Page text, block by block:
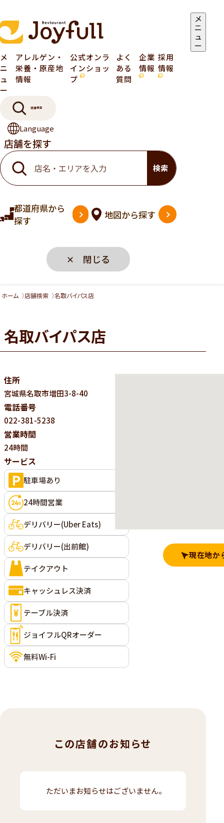
メ
ニ
ュ
ー
メ
ニ
ュ
ー
アレルゲン・
栄養・原産地
情報
公式オンラ
インショッ
プ
よく
ある
質問
企業
情報
採用
情報
店舗検索
Language
店舗を探す
検索
都道府県から
探す
地図から探す
✕ 閉じる
ホーム 店舗検索 名取バイパス店
名取バイパス店
住所
宮城県名取市増田3-8-40
電話番号
022-381-5238
営業時間
24時間
サービス
駐車場あり
24時間営業
デリバリー(Uber Eats)
デリバリー(出前館)
テイクアウト
キャッシュレス決済
テーブル決済
ジョイフルQRオーダー
無料Wi-Fi
現在地か
この店舗のお知らせ
ただいまお知らせはございません。